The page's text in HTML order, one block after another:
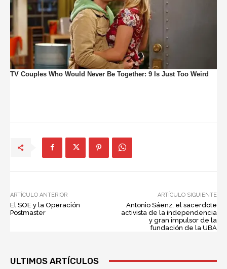
ARTÍCULO ANTERIOR
El SOE y la Operación
Postmaster
ARTÍCULO SIGUIENTE
Antonio Sáenz, el sacerdote
activista de la independencia
y gran impulsor de la
fundación de la UBA
ULTIMOS ARTÍCULOS